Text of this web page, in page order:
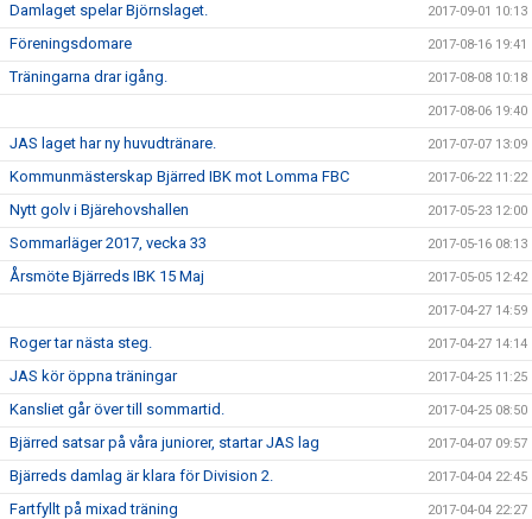
Damlaget spelar Björnslaget. 2017-09-01 10:13
Föreningsdomare 2017-08-16 19:41
Träningarna drar igång. 2017-08-08 10:18
2017-08-06 19:40
JAS laget har ny huvudtränare. 2017-07-07 13:09
Kommunmästerskap Bjärred IBK mot Lomma FBC 2017-06-22 11:22
Nytt golv i Bjärehovshallen 2017-05-23 12:00
Sommarläger 2017, vecka 33 2017-05-16 08:13
Årsmöte Bjärreds IBK 15 Maj 2017-05-05 12:42
2017-04-27 14:59
Roger tar nästa steg. 2017-04-27 14:14
JAS kör öppna träningar 2017-04-25 11:25
Kansliet går över till sommartid. 2017-04-25 08:50
Bjärred satsar på våra juniorer, startar JAS lag 2017-04-07 09:57
Bjärreds damlag är klara för Division 2. 2017-04-04 22:45
Fartfyllt på mixad träning 2017-04-04 22:27